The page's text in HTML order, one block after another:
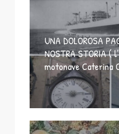
UNA DOLOROSA
NOSTRA STORIA (
motonave Caterina